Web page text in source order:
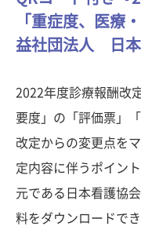
「重症度、医療
益社団法人 日本
2022年度診療報酬改
要度」の「評価票」
改定からの変更点を
定内容に伴うポイン
元である日本看護協
料をダウンロードで